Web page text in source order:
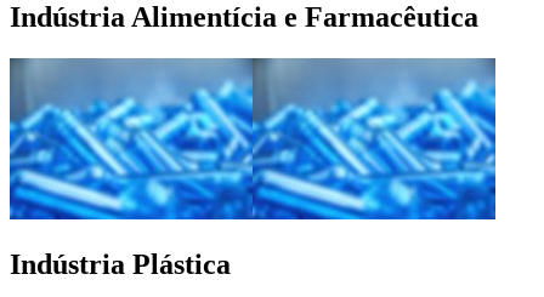
Indústria Alimentícia e Farmacêutica
Indústria Plástica